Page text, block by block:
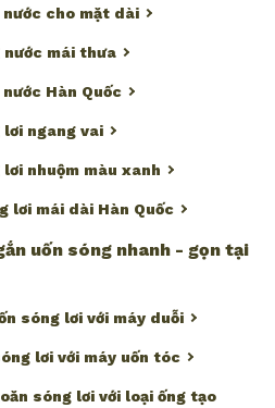
nước cho mặt dài
nước mái thưa
Hàn Quốc
lơi ngang vai
nhuộm màu xanh
lơi mái dài Hàn Quốc
uốn sóng nhanh - gọn tại
sóng lơi với máy duỗi
lơi với máy uốn tóc
sóng lơi với loại ống tạo